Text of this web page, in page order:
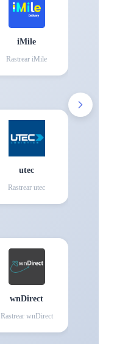
iMile
Rastrear iMile
utec
Rastrear utec
wnDirect
Rastrear wnDirect